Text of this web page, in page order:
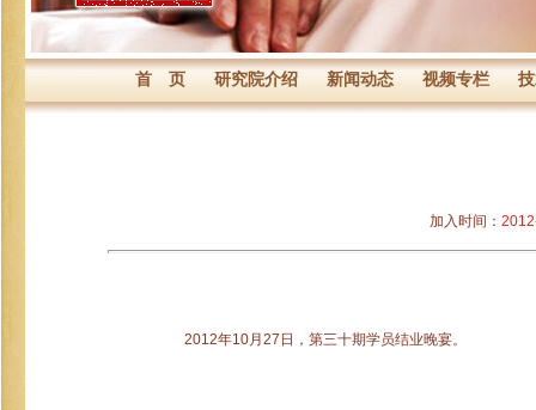
首 页 研究院介绍 新闻动态 视频专栏
加入时间：
2012年10月27日，第三十期学员结业晚宴。